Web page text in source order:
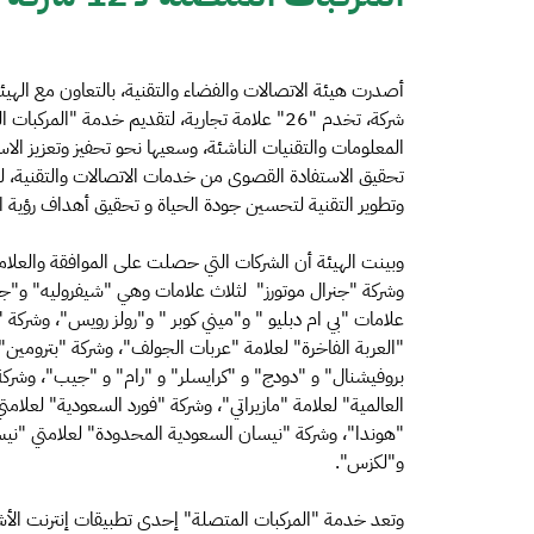
شركة، تخدم "26" علامة تجارية، لتقديم خدمة
المعلومات والتقنيات الناشئة، وسعيها نحو تحفيز وتعزيز
تحقيق الاستفادة القصوى من خدمات الاتصالات
وتطوير التقنية لتحسين جودة الحياة و تحقيق أهداف رؤية
وبينت الهيئة أن الشركات التي حصلت على الموافقة
وشركة "جنرال موتورز" لثلاث علامات وهي "شيفروليه"
علامات "بي ام دبليو " و"ميني كوبر " و"رولز رويس"، وشركة
"العربة الفاخرة" لعلامة "عربات الجولف"، وشركة
بروفيشنال" و "دودج" و "كرايسلر" و "رام" و "جيب"،
العالمية" لعلامة "مازيراتي"، وشركة "فورد السعودية"
"هوندا"، وشركة "نيسان السعودية المحدودة" لعلامتي
و"لكزس".
وتعد خدمة "المركبات المتصلة" إحدى تطبيقات إنترنت